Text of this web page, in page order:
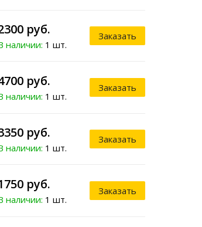
руб.
наличии: 1 шт.
Заказать
руб.
наличии: 1 шт.
Заказать
руб.
наличии: 1 шт.
Заказать
руб.
наличии: 1 шт.
Заказать